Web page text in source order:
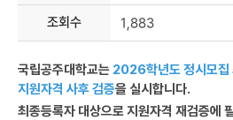
조회수 1,883
국립공주대학교는 2026학년도 정시모집
지원자격 사후 검증을 실시합니다.
최종등록자 대상으로 지원자격 재검증에